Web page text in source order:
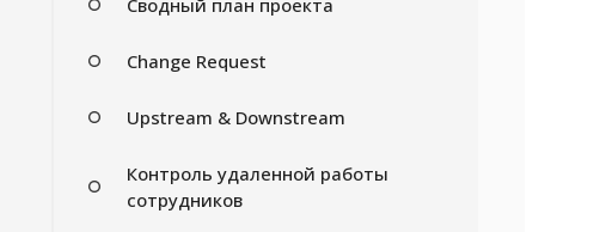
Change Request
Upstream & Downstream
Контроль удаленной работы
сотрудников